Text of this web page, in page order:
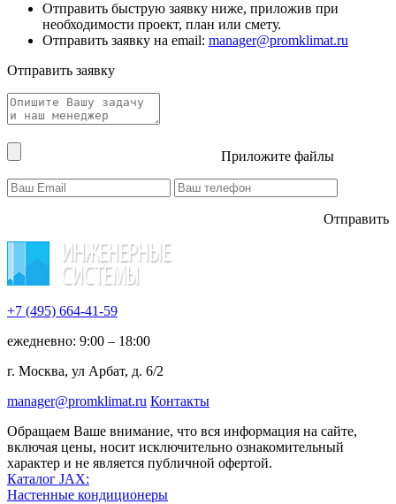
Отправить быструю заявку ниже, приложив при
необходимости проект, план или смету.
Отправить заявку на email: manager@promklimat.ru
Отправить заявку
Приложите файлы
Отправить
+7 (495) 664-41-59
ежедневно: 9:00 – 18:00
г. Москва, ул Арбат, д. 6/2
manager@promklimat.ru Контакты
Обращаем Ваше внимание, что вся информация на сайте,
включая цены, носит исключительно ознакомительный
характер и не является публичной офертой.
Каталог JAX:
Настенные кондиционеры